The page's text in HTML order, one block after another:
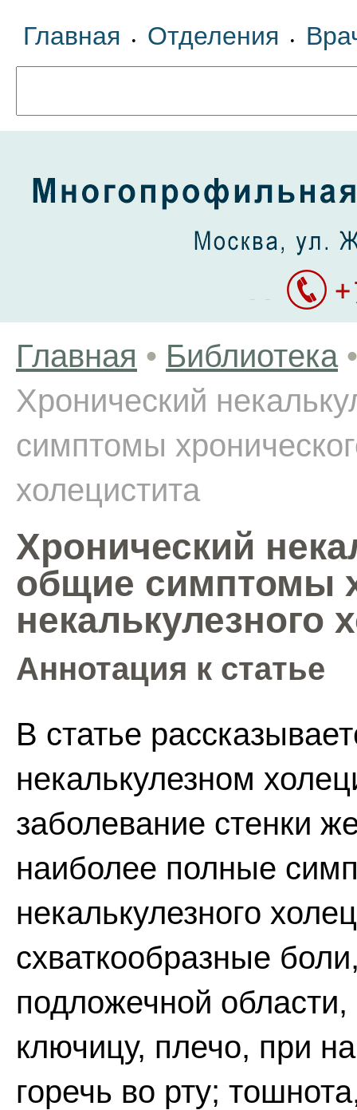
Главная • Отделения •
Главная • Библиотека •
Хронический
симптомы
холецистита
Хронический
общие симптомы
некалькулезного
Аннотация к статье
В статье
некалькулезном
заболевание стенки
наиболее полные
некалькулезного
схваткообразные
подложечной
ключицу, плечо, при
горечь во рту;